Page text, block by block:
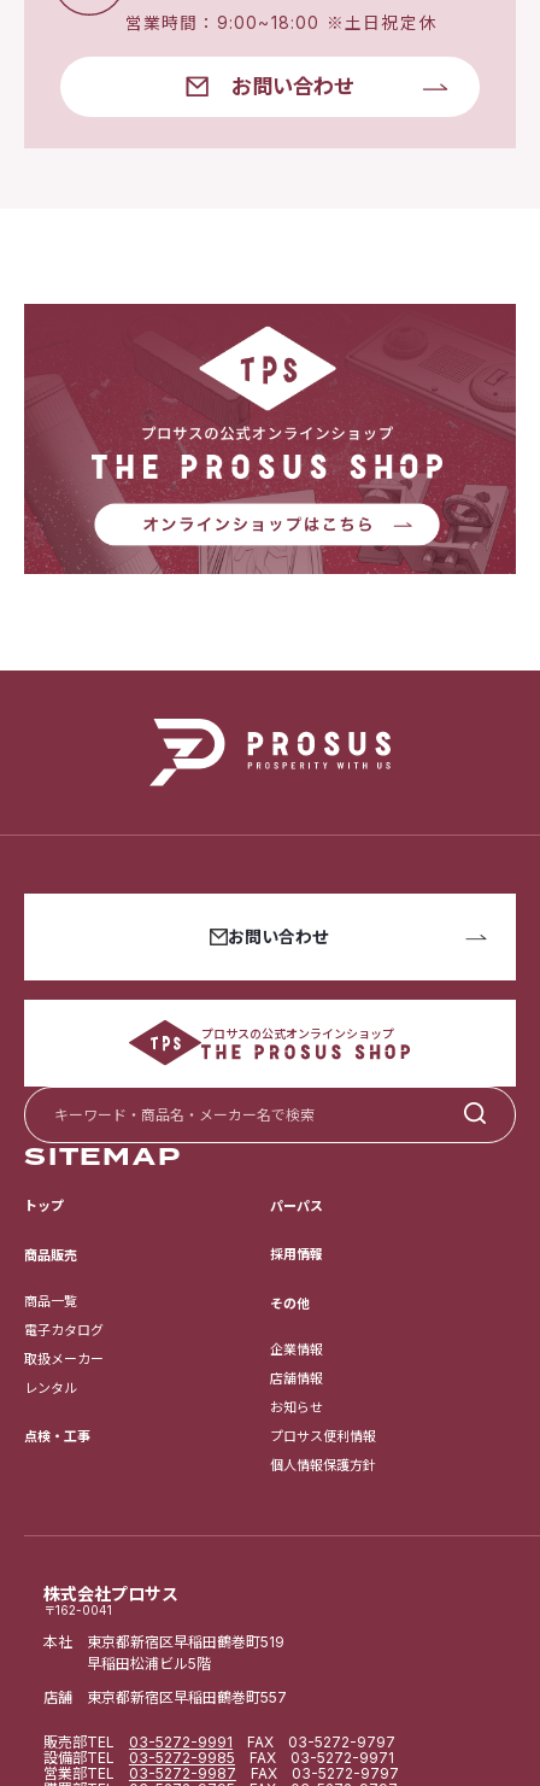
営業時間：9:00~18:00 ※土日祝定休
お問い合わせ
株式会社プロサス
〒162-0041
本社 東京都新宿区早稲田鶴巻町519
早稲田松浦ビル5階
店舗 東京都新宿区早稲田鶴巻町557
販売部TEL 03-5272-9991 FAX 03-5272-9797
設備部TEL 03-5272-9985 FAX 03-5272-9971
営業部TEL 03-5272-9987 FAX 03-5272-9797
お問い合わせ
プロサスの公式オンラインショップ
SITEMAP
トップ
商品販売
商品一覧
電子カタログ
取扱メーカー
レンタル
点検・工事
パーパス
採用情報
その他
企業情報
店舗情報
お知らせ
プロサス便利情報
個人情報保護方針